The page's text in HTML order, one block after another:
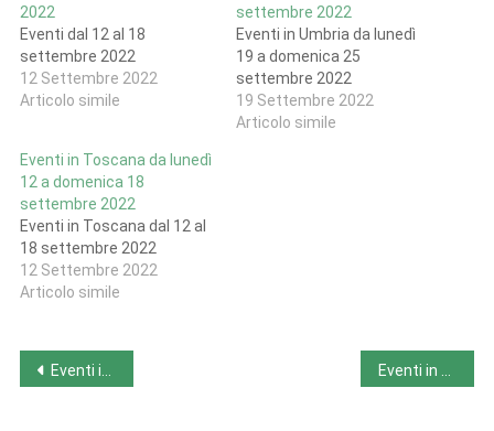
2022
Eventi dal 12 al 18
settembre 2022
12 Settembre 2022
Articolo simile
settembre 2022
Eventi in Umbria da lunedì
19 a domenica 25
settembre 2022
19 Settembre 2022
Articolo simile
Eventi in Toscana da lunedì
12 a domenica 18
settembre 2022
Eventi in Toscana dal 12 al
18 settembre 2022
12 Settembre 2022
Articolo simile
Navigazione
Eventi in Toscana da lunedì 12 a domenica 18 settembre 2022